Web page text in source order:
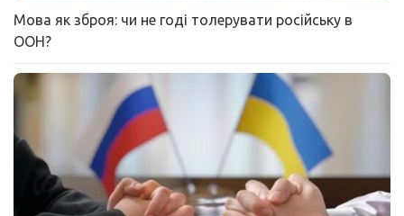
Мова як зброя: чи не годі толерувати російську в
ООН?